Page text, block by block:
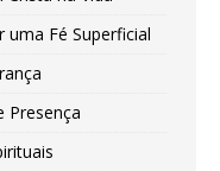
uma Fé Superficial
Presença